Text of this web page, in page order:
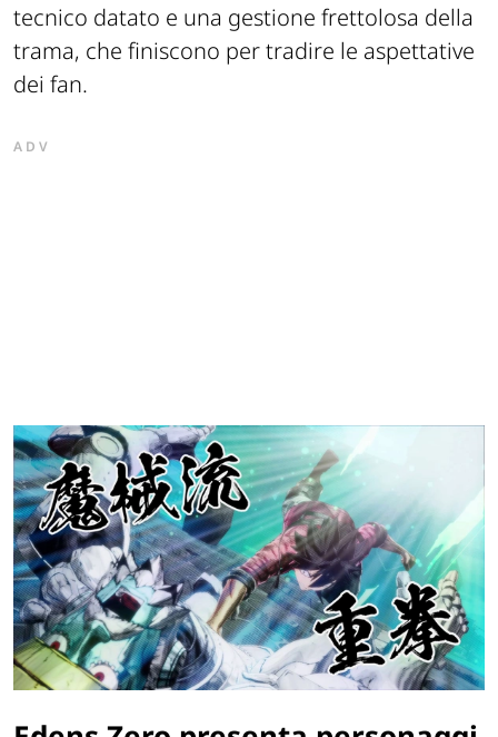
tecnico datato e una gestione frettolosa della
trama, che finiscono per tradire le aspettative
dei fan.
ADV